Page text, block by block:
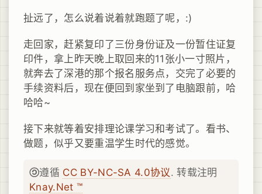
扯远了，怎么说着说着就跑题了呢，:)
走回家，赶紧复印了三份身份证及一份暂住证复
印件，拿上昨天晚上取回来的11张小一寸照片，
就奔去了深港的那个报名服务点，交完了必要的
手续资料后，现在便回到家坐到了电脑跟前，哈
哈哈~
接下来就等着安排理论课学习和考试了。看书、
做题，似乎又要重温学生时代的感觉。
遵循 CC BY-NC-SA 4.0协议. 转载注明
Knay.Net ™